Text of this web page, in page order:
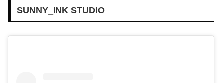
SUNNY_INK STUDIO